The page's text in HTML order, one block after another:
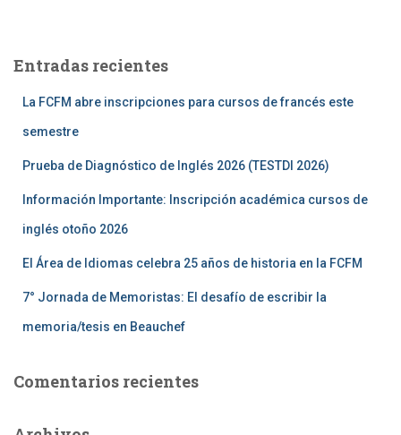
r
Entradas recientes
La FCFM abre inscripciones para cursos de francés este
semestre
Prueba de Diagnóstico de Inglés 2026 (TESTDI 2026)
Información Importante: Inscripción académica cursos de
inglés otoño 2026
El Área de Idiomas celebra 25 años de historia en la FCFM
7° Jornada de Memoristas: El desafío de escribir la
memoria/tesis en Beauchef
Comentarios recientes